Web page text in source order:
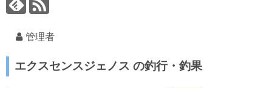
管理者
エクスセンスジェノス の釣行・釣果